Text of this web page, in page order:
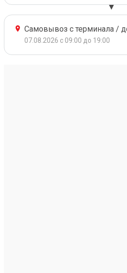
Самовывоз с терминала /
07.08.2026 с 09:00 до 19:00